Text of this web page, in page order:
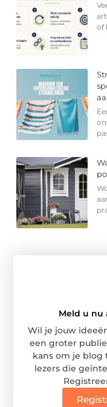
of
Meld u nu
Wil je jouw
een groter
kans om je
lezers die